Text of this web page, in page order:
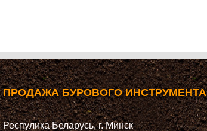
ПРОДАЖА БУРОВОГО ИНСТРУМЕНТА
Респулика Беларусь, г. Минск